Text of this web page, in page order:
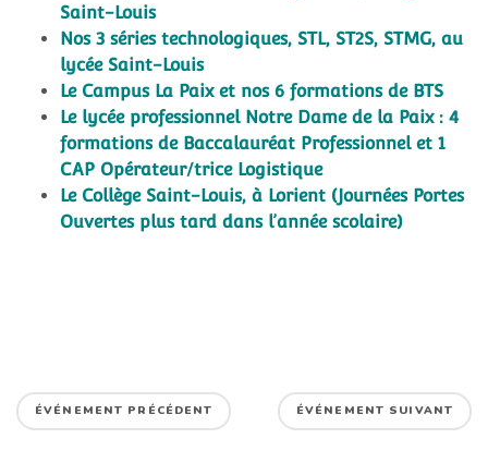
Saint-Louis
Nos 3 séries technologiques, STL, ST2S, STMG, au
lycée Saint-Louis
Le Campus La Paix et nos 6 formations de BTS
Le lycée professionnel Notre Dame de la Paix : 4
formations de Baccalauréat Professionnel et 1
CAP Opérateur/trice Logistique
Le Collège Saint-Louis, à Lorient (Journées Portes
Ouvertes plus tard dans l’année scolaire)
ÉVÉNEMENT PRÉCÉDENT ÉVÉNEMENT SUIVANT